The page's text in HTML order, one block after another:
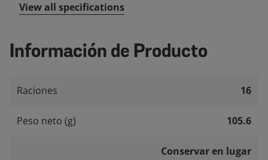
View all specifications
Información de Producto
Raciones 16
Peso neto (g) 105.6
Conservar en lugar